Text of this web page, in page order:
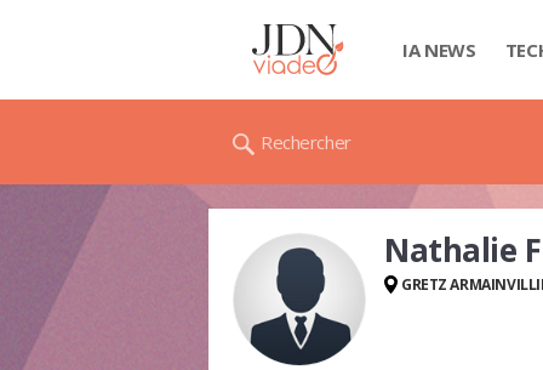
IA NEWS
Rechercher
Nathalie
GRETZ